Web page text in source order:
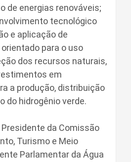
de energias renováveis;
tecnológico
e aplicação de
para o uso
dos recursos naturais,
em
a produção, distribuição
do hidrogênio verde.
Presidente da Comissão
Turismo e Meio
Parlamentar da Água